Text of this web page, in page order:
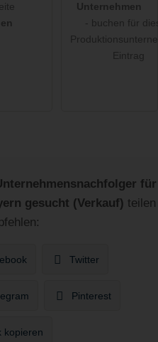
Unternehmen
- buchen für
Eintrag
für
gesucht (Verkauf) teilen
Twitter
Pinterest
kopieren